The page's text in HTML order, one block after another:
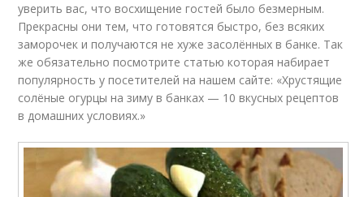
Огурцы с острым
перцем
Огурцы с лимоном
Огурцы в кастрюле
уверить вас, что восхищение гостей было безмерным.
Прекрасны они тем, что готовятся быстро, без всяких
заморочек и получаются не хуже засолённых в банке. Так
же обязательно посмотрите статью которая набирает
популярность у посетителей на нашем сайте: «Хрустящие
солёные огурцы на зиму в банках — 10 вкусных рецептов
в домашних условиях.»